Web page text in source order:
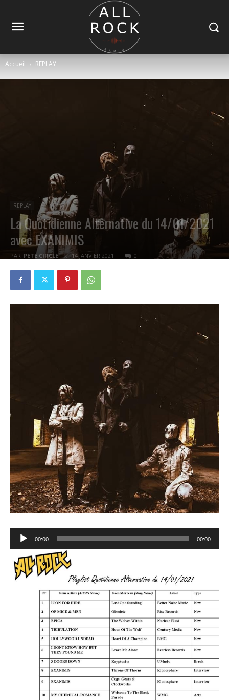
Accueil REPLAY
REPLAY
La Quotidienne Alternative du 14/01/2021
avec EXANIMIS
PAR PETE CIRCLE 14 JANVIER 2021 0
Lecteur
audio
00:00 00:00